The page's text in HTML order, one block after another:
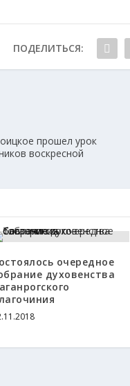
ПОДЕЛИТЬСЯ:
прошел урок
воскресной
очередное
духовенства